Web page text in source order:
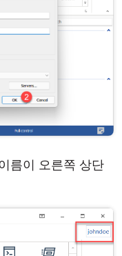
름이 오른쪽 상단